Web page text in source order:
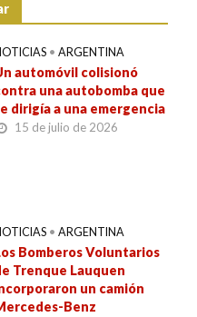
• ARGENTINA
automóvil colisionó
una autobomba que
dirigía a una emergencia
15 de julio de 2026
• ARGENTINA
Bomberos Voluntarios
Trenque Lauquen
un camión
Benz